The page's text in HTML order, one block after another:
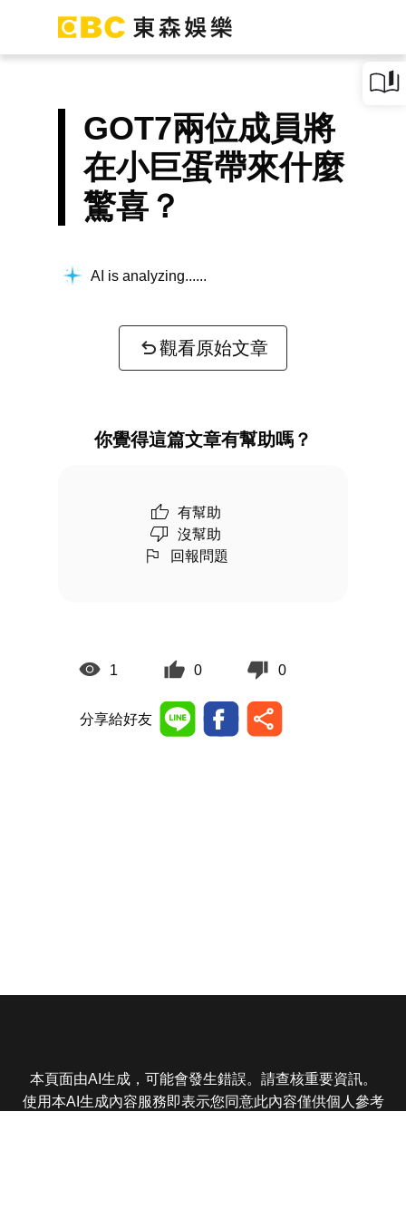
GOT7兩位成員將
在小巨蛋帶來什麼
驚喜？
AI is analyzing...
觀看原始文章
你覺得這篇文章有幫助嗎？
有幫助
沒幫助
回報問題
1 0 0
分享給好友
本頁面由AI生成，可能會發生錯誤。請查核重要資訊。
使用本AI生成內容服務即表示您同意此內容僅供個人參考